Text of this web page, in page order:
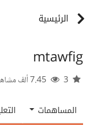
الرئيسية
mtawfig
المساهمات